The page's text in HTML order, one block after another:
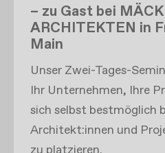
– zu Gast bei
ARCHITEKTEN in
Main
Unser Zwei-Tages-
Ihr Unternehmen, Ihre
sich selbst bestmöglich
Architekt:innen und